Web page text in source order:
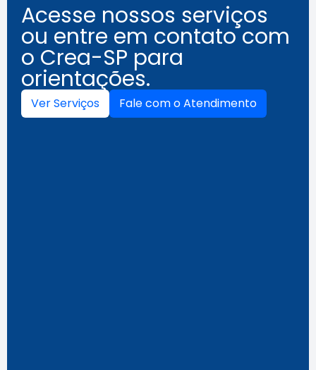
Acesse nossos serviços
ou entre em contato com
o Crea-SP para
orientações.
Ver Serviços Fale com o Atendimento